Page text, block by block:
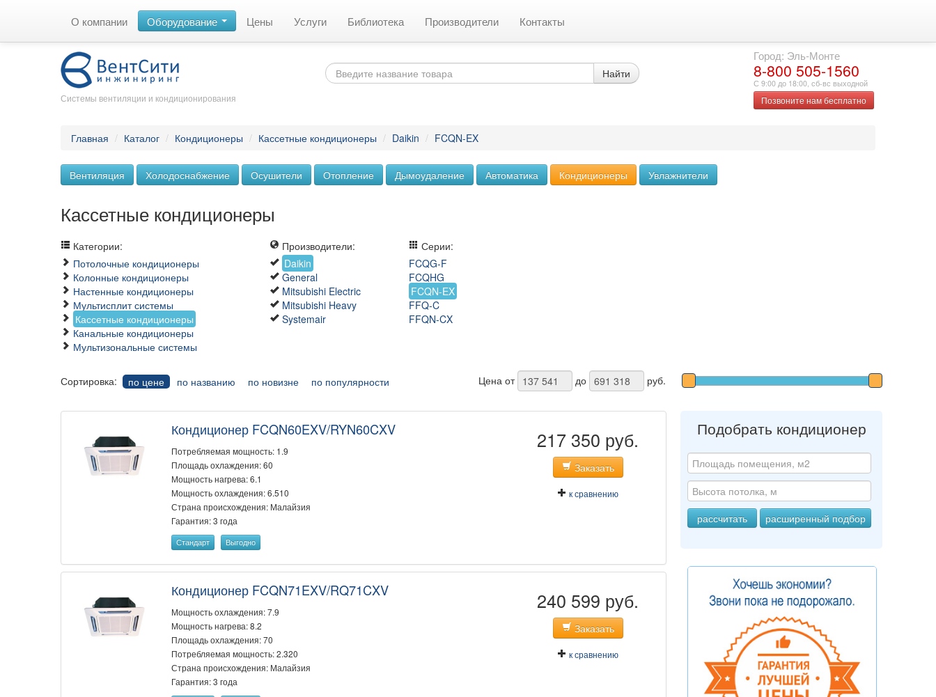
О компании Оборудование Цены Услуги Библиотека Производители Контакты
Системы вентиляции и кондиционирования
Найти
Город: Эль-Монте
8-800 505-1560
С 9:00 до 18:00, сб-вс выходной
Позвоните нам бесплатно
Главная / Каталог / Кондиционеры / Кассетные кондиционеры / Daikin / FCQN-EX
Вентиляция Холодоснабжение Осушители Отопление Дымоудаление Автоматика Кондиционеры Увлажнители
Кассетные кондиционеры
Категории:
Потолочные кондиционеры
Колонные кондиционеры
Настенные кондиционеры
Мультисплит системы
Кассетные кондиционеры
Канальные кондиционеры
Мультизональные системы
Производители:
Daikin
General
Mitsubishi Electric
Mitsubishi Heavy
Systemair
Серии:
FCQG-F
FCQHG
FCQN-EX
FFQ-C
FFQN-CX
Сортировка: по цене по названию по новизне по популярности Цена от до руб.
Кондиционер FCQN60EXV/RYN60CXV
Потребляемая мощность: 1.9
Площадь охлаждения: 60
Мощность нагрева: 6.1
Мощность охлаждения: 6.510
Страна происхождения: Малайзия
Гарантия: 3 года
Стандарт Выгодно
217 350 руб.
Заказать
к сравнению
Кондиционер FCQN71EXV/RQ71CXV
Мощность охлаждения: 7.9
Мощность нагрева: 8.2
Площадь охлаждения: 70
Потребляемая мощность: 2.320
Страна происхождения: Малайзия
Гарантия: 3 года
240 599 руб.
Заказать
к сравнению
Подобрать кондиционер